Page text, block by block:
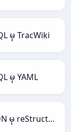
မှ TracWiki
မှ YAML
JSON မှ reStructuredText